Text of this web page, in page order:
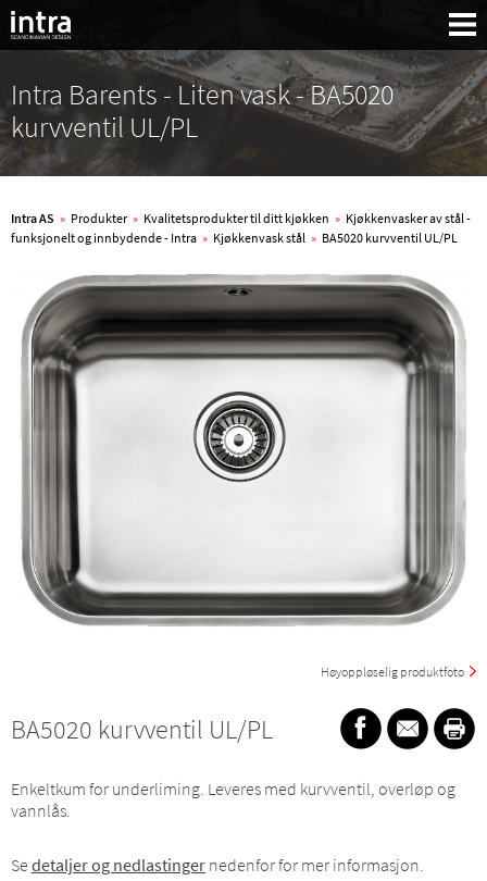
Søk:
Intra Barents - Liten vask - BA5020
kurvventil UL/PL
Intra AS » Produkter » Kvalitetsprodukter til ditt kjøkken » Kjøkkenvasker av stål -
funksjonelt og innbydende - Intra » Kjøkkenvask stål » BA5020 kurvventil UL/PL
Høyoppløselig produktfoto
BA5020 kurvventil UL/PL
Enkeltkum for underliming. Leveres med kurvventil, overløp og
vannlås.
Se detaljer og nedlastinger nedenfor for mer informasjon.